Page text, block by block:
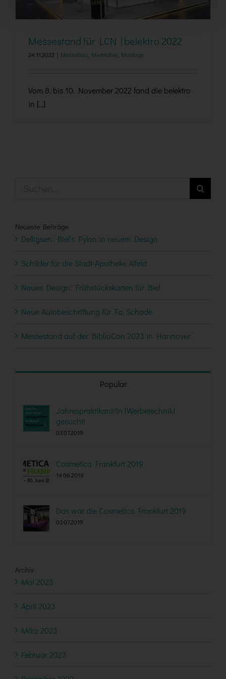
Messestand für LCN | belektro 2022
24.11.2022 Messebau Mietmöbel Montage
Vom 8. bis 10. November 2022 fand die belektro
in [...]
Neueste Beiträge
Delligsen: Biel’s Pylon in neuem Design
Schilder für die Stadt-Apotheke Alfeld
Neues Design: Frühstückskarten für Biel
Neue Autobeschriftung für Fa. Schade
Messestand auf der BiblioCon 2023 in Hannover
Popular
Jahrespraktikant/in (Werbetechnik)
gesucht!
03.07.2019
Cosmetica Frankfurt 2019
14.06.2019
Das war die Cosmetica Frankfurt 2019
03.07.2019
Archiv
Mai 2023
April 2023
März 2023
Februar 2023